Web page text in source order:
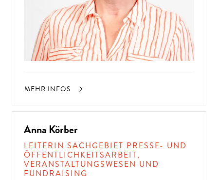
MEHR INFOS
Anna Körber
LEITERIN SACHGEBIET PRESSE- UND
ÖFFENTLICHKEITSARBEIT,
VERANSTALTUNGSWESEN UND
FUNDRAISING